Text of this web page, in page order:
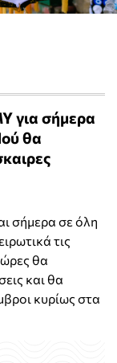
για σήμερα
θα
σήμερα σε όλη
τις
ώρες θα
και θα
κυρίως στα